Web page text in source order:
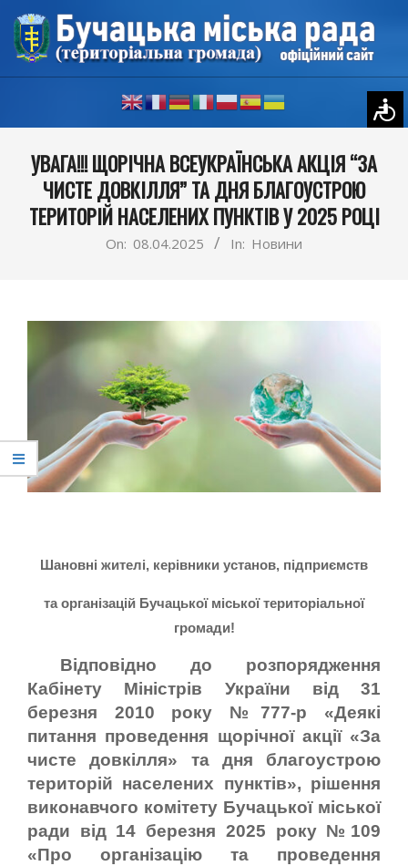
Skip
content
NavigationУВАГА!!! ЩОРІЧНА ВСЕУКРАЇНСЬКА АКЦІЯ “ЗА
ЧИСТЕ ДОВКІЛЛЯ” ТА ДНЯ БЛАГОУСТРОЮ
ТЕРИТОРІЙ НАСЕЛЕНИХ ПУНКТІВ У 2025 РОЦІ
On: 08.04.2025 In: Новини
Шановні жителі, керівники установ, підприємств
та організацій Бучацької міської територіальної
громади!
Відповідно до розпорядження
Кабінету Міністрів України від 31
березня 2010 року №777-р «Деякі
питання проведення щорічної акції «За
чисте довкілля» та дня благоустрою
територій населених пунктів», рішення
виконавчого комітету Бучацької міської
ради від 14 березня 2025 року №109
«Про організацію та проведення